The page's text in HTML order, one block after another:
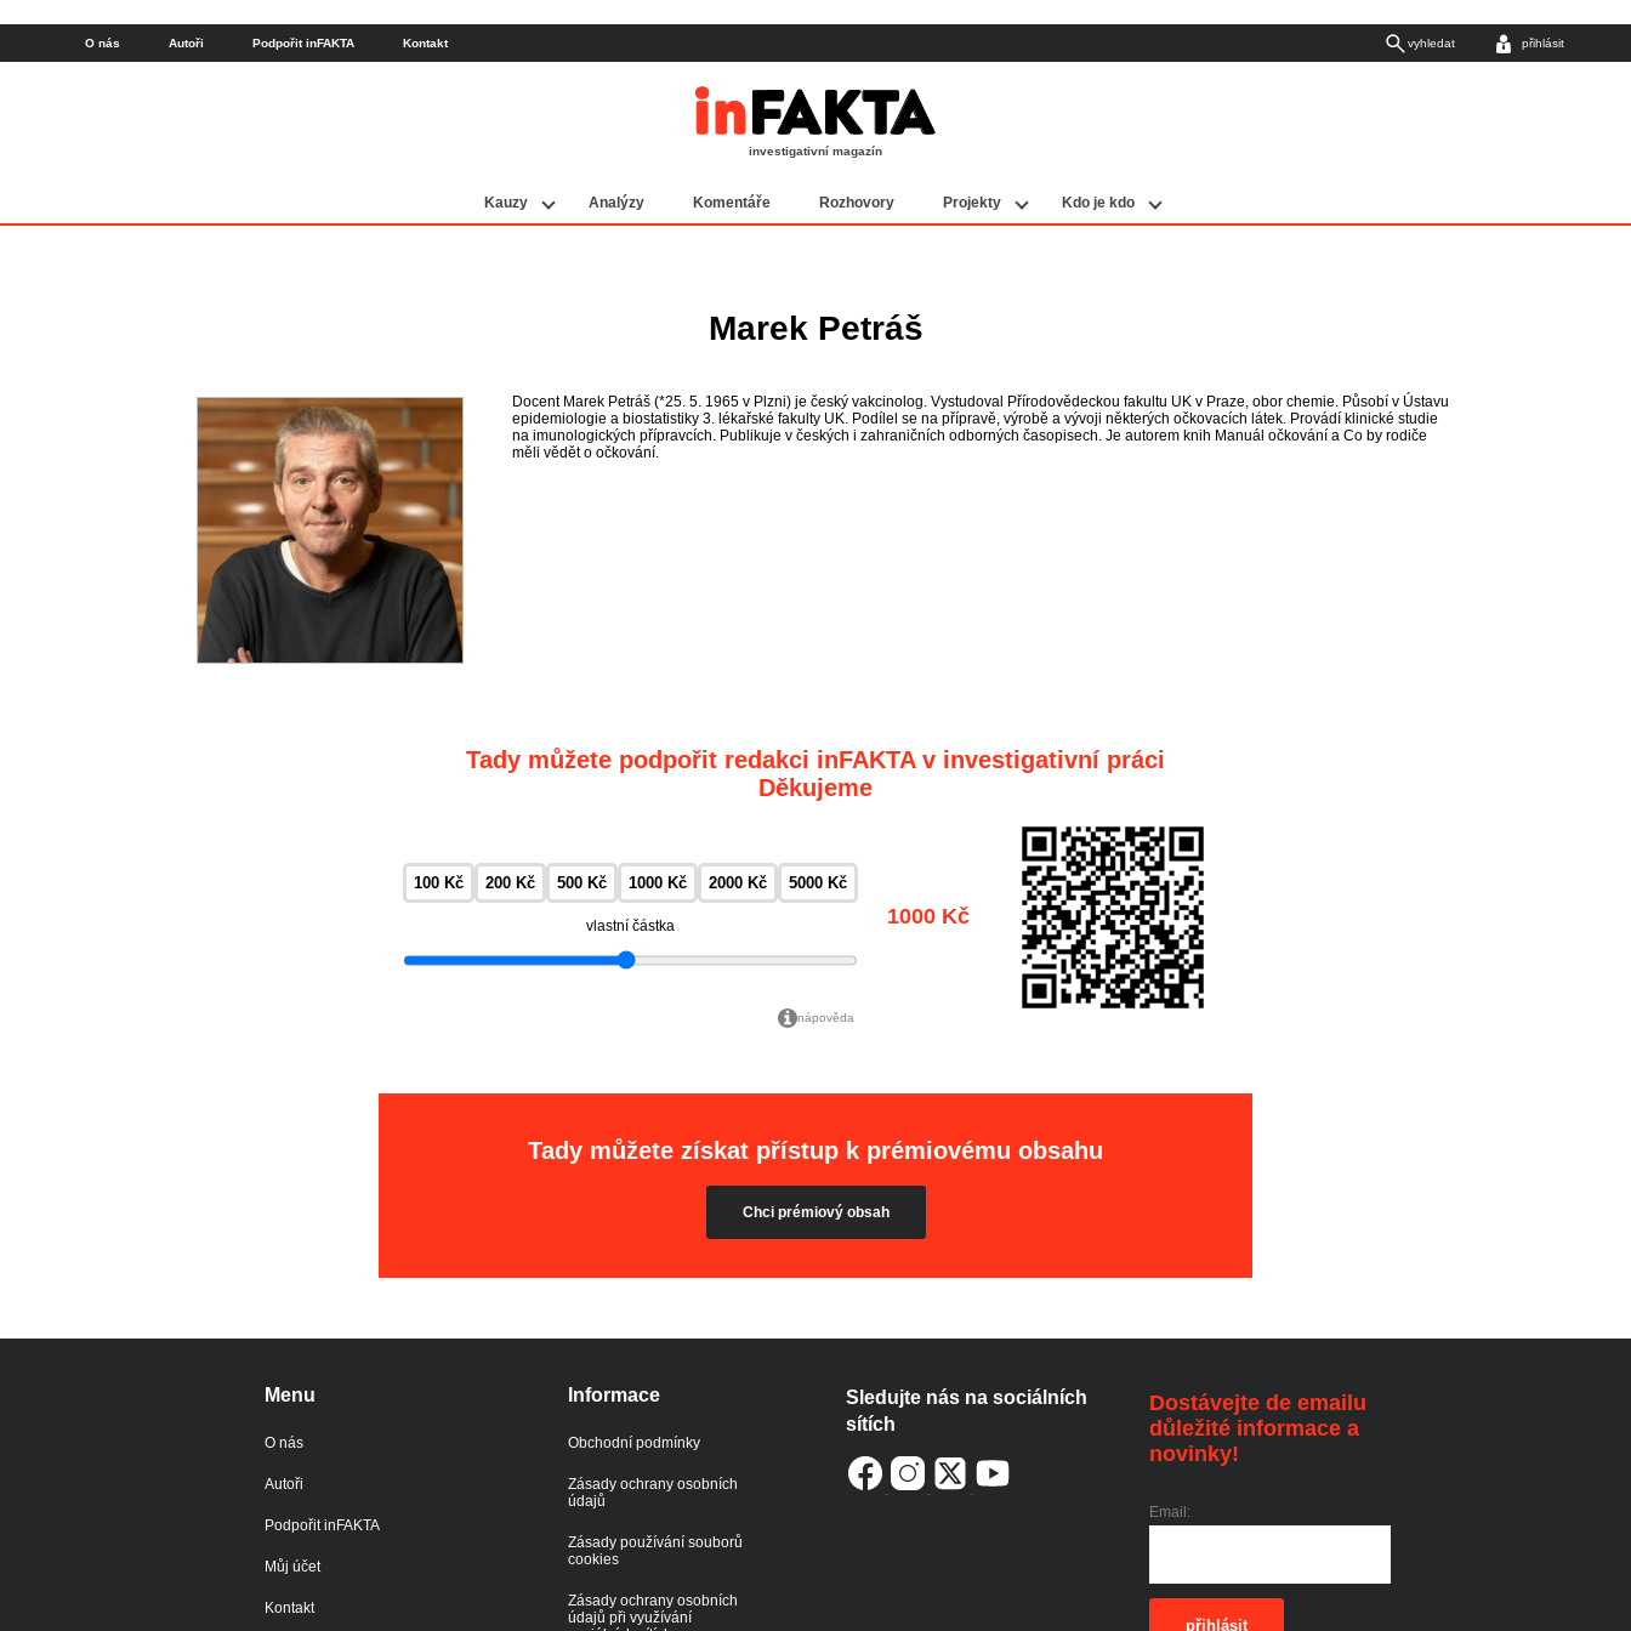
Marek Petráš
Docent Marek Petráš (*25. 5. 1965 v Plzni) je český vakcinolog. Vystudoval Přírodovědeckou fakultu UK v Praze, obor chemie. Působí v Ústavu
epidemiologie a biostatistiky 3. lékařské fakulty UK. Podílel se na přípravě, výrobě a vývoji některých očkovacích látek. Provádí klinické studie
na imunologických přípravcích. Publikuje v českých i zahraničních odborných časopisech. Je autorem knih Manuál očkování a Co by rodiče
měli vědět o očkování.
investigativní magazín
Kauzy Analýzy Komentáře Rozhovory Projekty Kdo je kdo
O nás Autoři Podpořit inFAKTA Kontakt vyhledat přihlásit
Tady můžete podpořit redakci inFAKTA v investigativní práci
Děkujeme
100 Kč 200 Kč 500 Kč 1000 Kč 2000 Kč 5000 Kč
vlastní částka 1000 Kč
nápověda
Tady můžete získat přístup k prémiovému obsahu
Chci prémiový obsah
Menu
O nás
Autoři
Podpořit inFAKTA
Můj účet
Kontakt
Informace
Obchodní podmínky
Zásady ochrany osobních
údajů
Zásady používání souborů
cookies
Zásady ochrany osobních
údajů při využívání
Sledujte nás na sociálních
sítích
Dostávejte de emailu
důležité informace a
novinky!
Email:
přihlásit